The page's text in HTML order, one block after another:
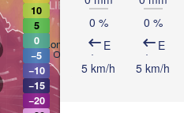
0 %
E
5 km/h
0 %
E
5 km/h
Roma
Pescara
Foggia
ITALIE
10
5
0
−5
−10
−15
−20